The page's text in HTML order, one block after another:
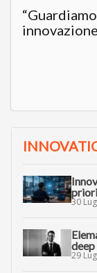
30
29